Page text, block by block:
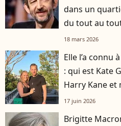
dans un
du tout au
18 mars 2026
Elle l’a connu
: qui est Kate
Harry Kane et
17 juin 2026
Brigitte